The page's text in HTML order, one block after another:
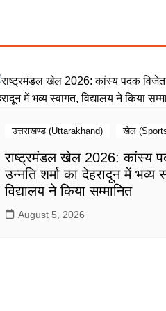
उत्तराखण्ड (Uttarakhand) खेल
राष्ट्रमंडल खेल 2026: कांस्य
उन्नति शर्मा का देहरादून में भव्य
विद्यालय ने किया सम्मानित
August 5, 2026